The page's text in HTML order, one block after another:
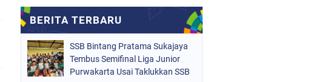
SSB Bintang Pratama Sukajaya
Tembus Semifinal Liga Junior
Purwakarta Usai Taklukkan SSB